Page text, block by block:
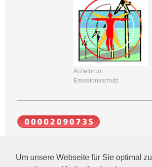
Um unsere Webseite für Sie optimal zu
Ärzteforum
Emissionsschutz